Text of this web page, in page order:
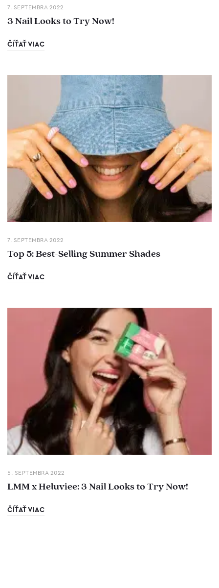
7. SEPTEMBRA 2022
3 Nail Looks to Try Now!
ČÍŤAŤ VIAC
7. SEPTEMBRA 2022
Top 5: Best-Selling Summer Shades
ČÍŤAŤ VIAC
5. SEPTEMBRA 2022
LMM x Heluviee: 3 Nail Looks to Try Now!
ČÍŤAŤ VIAC